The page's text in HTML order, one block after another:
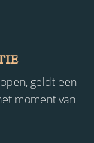
geldt een
moment van